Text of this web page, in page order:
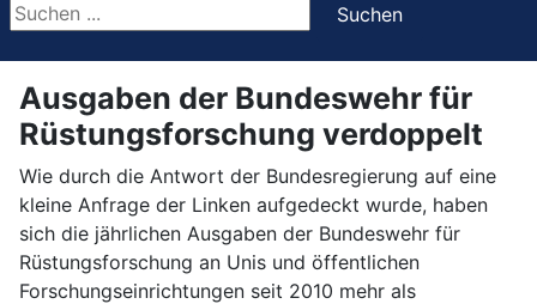
Suchen
Ausgaben der Bundeswehr für
Rüstungsforschung verdoppelt
Wie durch die Antwort der Bundesregierung auf eine
kleine Anfrage der Linken aufgedeckt wurde, haben
sich die jährlichen Ausgaben der Bundeswehr für
Rüstungsforschung an Unis und öffentlichen
Forschungseinrichtungen seit 2010 mehr als